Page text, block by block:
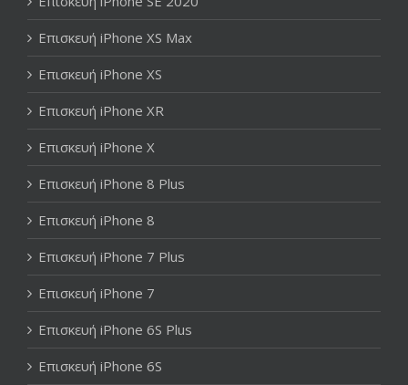
Επισκευή iPhone XS Max
Επισκευή iPhone XS
Επισκευή iPhone XR
Επισκευή iPhone X
Επισκευή iPhone 8 Plus
Επισκευή iPhone 8
Επισκευή iPhone 7 Plus
Επισκευή iPhone 7
Επισκευή iPhone 6S Plus
Επισκευή iPhone 6S